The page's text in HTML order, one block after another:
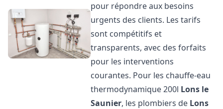
pour répondre aux besoins
urgents des clients. Les tarifs
sont compétitifs et
transparents, avec des forfaits
pour les interventions
courantes. Pour les chauffe-eau
thermodynamique 200l Lons le
Saunier, les plombiers de Lons